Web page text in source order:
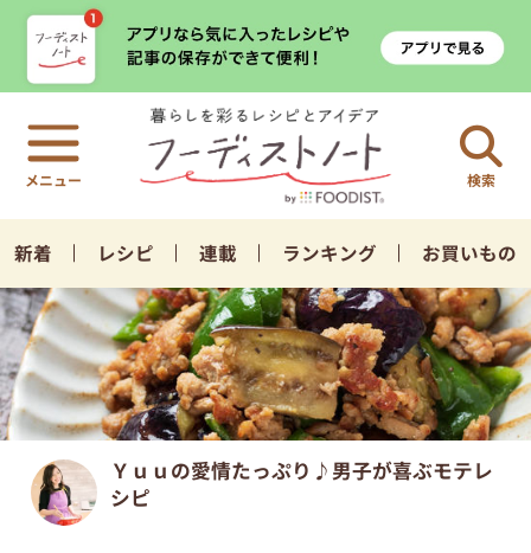
検索
新着 レシピ 連載 ランキング お買いもの
Ｙｕｕの愛情たっぷり♪男子が喜ぶモテレ
シピ